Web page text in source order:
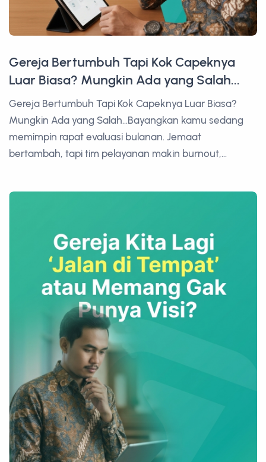
Gereja Bertumbuh Tapi Kok Capeknya
Luar Biasa? Mungkin Ada yang Salah...
Gereja Bertumbuh Tapi Kok Capeknya Luar Biasa?
Mungkin Ada yang Salah...Bayangkan kamu sedang
memimpin rapat evaluasi bulanan. Jemaat
bertambah, tapi tim pelayanan makin burnout,...